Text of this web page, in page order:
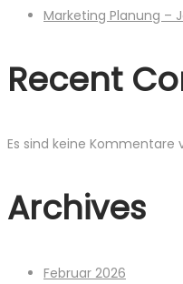
Marketing Planung –
Recent
Es sind keine Kommentare
Archives
Februar 2026